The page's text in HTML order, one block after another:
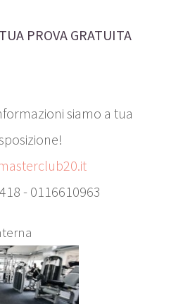
PROVA GRATUITA
siamo a tua
- 0116610963